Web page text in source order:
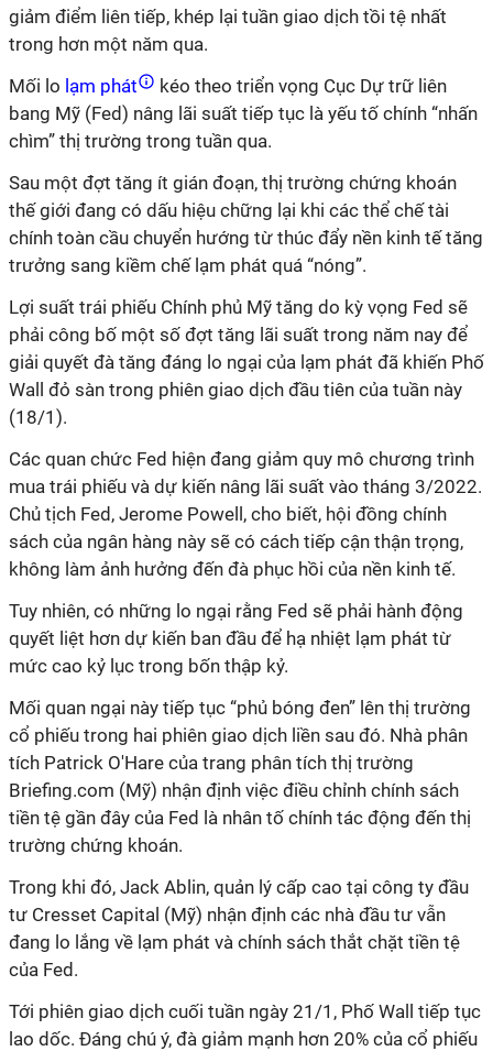
giảm điểm liên tiếp, khép lại tuần giao dịch tồi tệ nhất
trong hơn một năm qua.
Mối lo lạm phát
kéo theo triển vọng Cục Dự trữ liên
bang Mỹ (Fed) nâng lãi suất tiếp tục là yếu tố chính “nhấn
chìm” thị trường trong tuần qua.
Sau một đợt tăng ít gián đoạn, thị trường chứng khoán
thế giới đang có dấu hiệu chững lại khi các thể chế tài
chính toàn cầu chuyển hướng từ thúc đẩy nền kinh tế tăng
trưởng sang kiềm chế lạm phát quá “nóng”.
Lợi suất trái phiếu Chính phủ Mỹ tăng do kỳ vọng Fed sẽ
phải công bố một số đợt tăng lãi suất trong năm nay để
giải quyết đà tăng đáng lo ngại của lạm phát đã khiến Phố
Wall đỏ sàn trong phiên giao dịch đầu tiên của tuần này
(18/1).
Các quan chức Fed hiện đang giảm quy mô chương trình
mua trái phiếu và dự kiến nâng lãi suất vào tháng 3/2022.
Chủ tịch Fed, Jerome Powell, cho biết, hội đồng chính
sách của ngân hàng này sẽ có cách tiếp cận thận trọng,
không làm ảnh hưởng đến đà phục hồi của nền kinh tế.
Tuy nhiên, có những lo ngại rằng Fed sẽ phải hành động
quyết liệt hơn dự kiến ban đầu để hạ nhiệt lạm phát từ
mức cao kỷ lục trong bốn thập kỷ.
Mối quan ngại này tiếp tục “phủ bóng đen” lên thị trường
cổ phiếu trong hai phiên giao dịch liền sau đó. Nhà phân
tích Patrick O'Hare của trang phân tích thị trường
Briefing.com (Mỹ) nhận định việc điều chỉnh chính sách
tiền tệ gần đây của Fed là nhân tố chính tác động đến thị
trường chứng khoán.
Trong khi đó, Jack Ablin, quản lý cấp cao tại công ty đầu
tư Cresset Capital (Mỹ) nhận định các nhà đầu tư vẫn
đang lo lắng về lạm phát và chính sách thắt chặt tiền tệ
của Fed.
Tới phiên giao dịch cuối tuần ngày 21/1, Phố Wall tiếp tục
lao dốc. Đáng chú ý, đà giảm mạnh hơn 20% của cổ phiếu